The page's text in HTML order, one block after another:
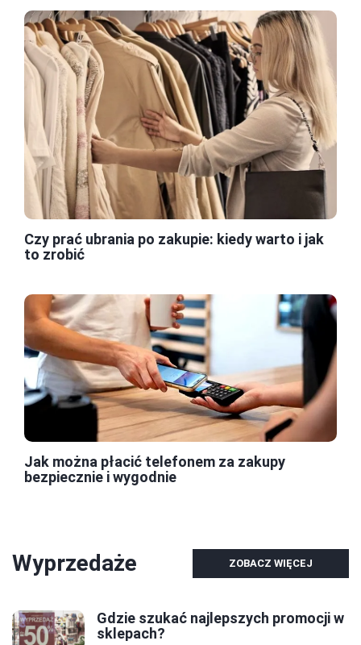
Czy prać ubrania po zakupie: kiedy warto i jak
to zrobić
Jak można płacić telefonem za zakupy
bezpiecznie i wygodnie
Wyprzedaże ZOBACZ WIĘCEJ
Gdzie szukać najlepszych promocji w
sklepach?